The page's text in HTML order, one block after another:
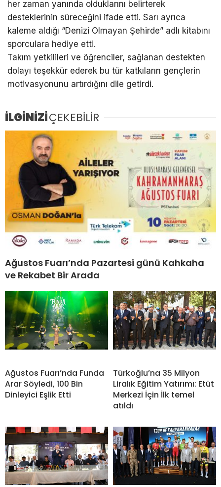
her zaman yanında olduklarını belirterek
desteklerinin süreceğini ifade etti. Sarı ayrıca
kaleme aldığı “Denizi Olmayan Şehirde” adlı kitabını
sporculara hediye etti.
Takım yetkilileri ve öğrenciler, sağlanan destekten
dolayı teşekkür ederek bu tür katkıların gençlerin
motivasyonunu artırdığını dile getirdi.
İLGİNİZİÇEKEBİLİR
Ağustos Fuarı’nda Pazartesi günü Kahkaha
ve Rekabet Bir Arada
Ağustos Fuarı’nda Funda
Arar Söyledi, 100 Bin
Dinleyici Eşlik Etti
Türkoğlu’na 35 Milyon
Liralık Eğitim Yatırımı: Etüt
Merkezi İçin İlk temel
atıldı